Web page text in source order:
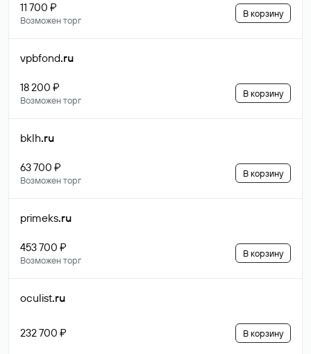
11 700 ₽
Возможен торг
В корзину
vpbfond.ru
18 200 ₽
Возможен торг
В корзину
bklh.ru
63 700 ₽
Возможен торг
В корзину
primeks.ru
453 700 ₽
Возможен торг
В корзину
oculist.ru
232 700 ₽ В корзину